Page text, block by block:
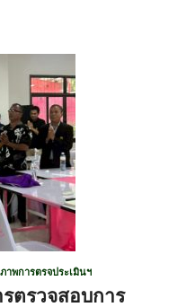
าพการตรจประเมินฯ
ตรวจสอบการ